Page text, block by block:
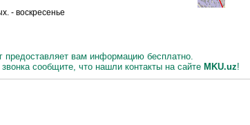
- воскресенье
предоставляет вам информацию бесплатно.
сообщите, что нашли контакты на сайте МKU.uz!